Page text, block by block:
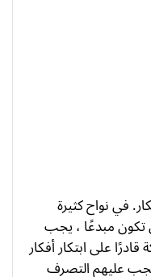
في نواح كثيرة
مبدعًا ، يجب
على ابتكار أفكار
عليهم التصرف